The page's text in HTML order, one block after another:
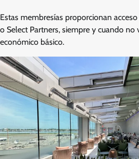
Estas membresías proporcionan
o Select Partners, siempre y cuando
económico básico.